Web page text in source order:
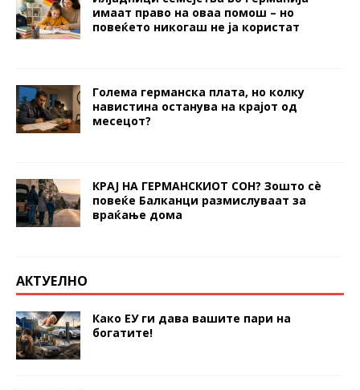
имаат право на оваа помош – но
повеќето никогаш не ја користат
Голема германска плата, но колку
навистина останува на крајот од
месецот?
КРАЈ НА ГЕРМАНСКИОТ СОН? Зошто сè
повеќе Балканци размислуваат за
враќање дома
АКТУЕЛНО
Како ЕУ ги дава вашите пари на
богатите!